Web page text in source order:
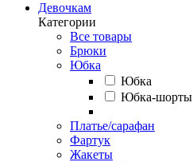
Девочкам
Категории
Все товары
Брюки
Юбка
Юбка
Юбка-шорты
Платье/сарафан
Фартук
Жакеты